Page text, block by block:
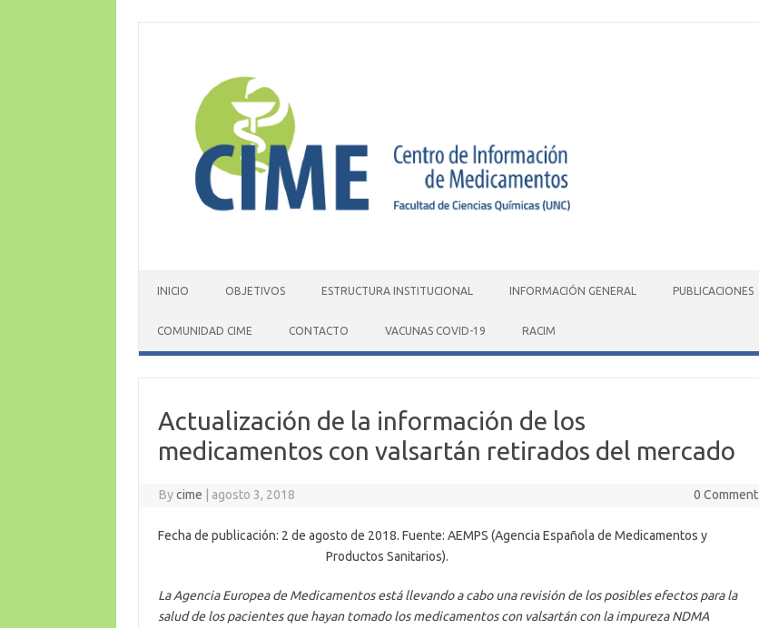
INICIO OBJETIVOS ESTRUCTURA INSTITUCIONAL INFORMACIÓN GENERAL PUBLICACIONES
COMUNIDAD CIME CONTACTO VACUNAS COVID-19 RACIM
Actualización de la información de los
medicamentos con valsartán retirados del mercado
Bycime agosto 3, 2018 0 Comment
Fecha de publicación: 2 de agosto de 2018. Fuente: AEMPS (Agencia Española de Medicamentos y
Productos Sanitarios).
La Agencia Europea de Medicamentos está llevando a cabo una revisión de los posibles efectos para la
salud de los pacientes que hayan tomado los medicamentos con valsartán con la impureza NDMA